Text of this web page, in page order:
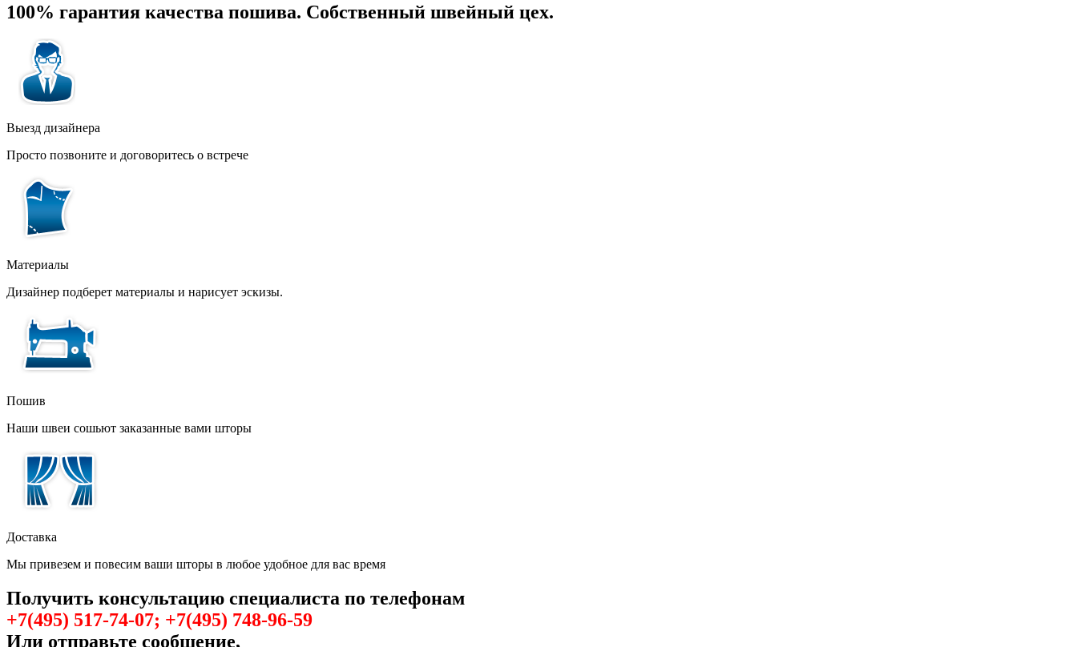
100% гарантия качества пошива. Собственный швейный цех.
Выезд дизайнера
Просто позвоните и договоритесь о встрече
Материалы
Дизайнер подберет материалы и нарисует эскизы.
Пошив
Наши швеи сошьют заказанные вами шторы
Доставка
Мы привезем и повесим ваши шторы в любое удобное для вас время
Получить консультацию специалиста по телефонам
+7(495) 517-74-07; +7(495) 748-96-59
Или отправьте сообщение,